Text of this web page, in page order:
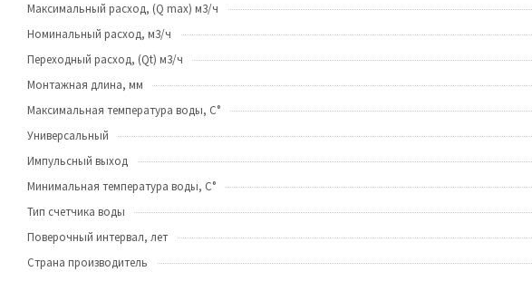
Максимальный расход, (Q max) м3/ч
Номинальный расход, м3/ч
Переходный расход, (Qt) м3/ч
Монтажная длина, мм
Максимальная температура воды, C°
Универсальный
Импульсный выход
Минимальная температура воды, С°
Тип счетчика воды
Поверочный интервал, лет
Страна производитель